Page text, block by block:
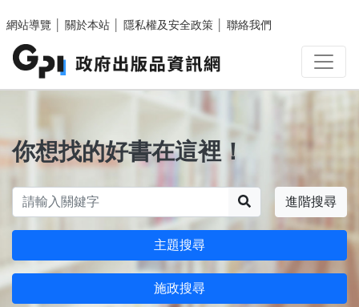
網站導覽
關於本站 隱私權及安全政策 聯絡我們
你想找的好書在這裡！
進階搜尋
主題搜尋
施政搜尋